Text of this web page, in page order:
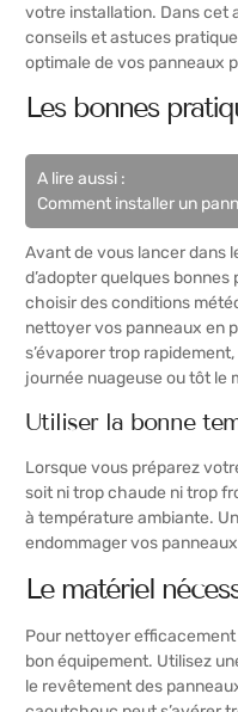
votre installation. Dans cet
conseils et astuces
optimale de vos panneaux
Les bonnes
A lire aussi :
Comment installer un
Avant de vous lancer dans
d’adopter quelques bonnes
choisir des conditions
nettoyer vos panneaux en
s’évaporer trop
journée nuageuse ou tôt le
Utiliser la bonne
Lorsque vous préparez
soit ni trop chaude ni trop
à température ambiante.
endommager vos
Le matériel
Pour nettoyer
bon équipement. Utilisez
le revêtement des